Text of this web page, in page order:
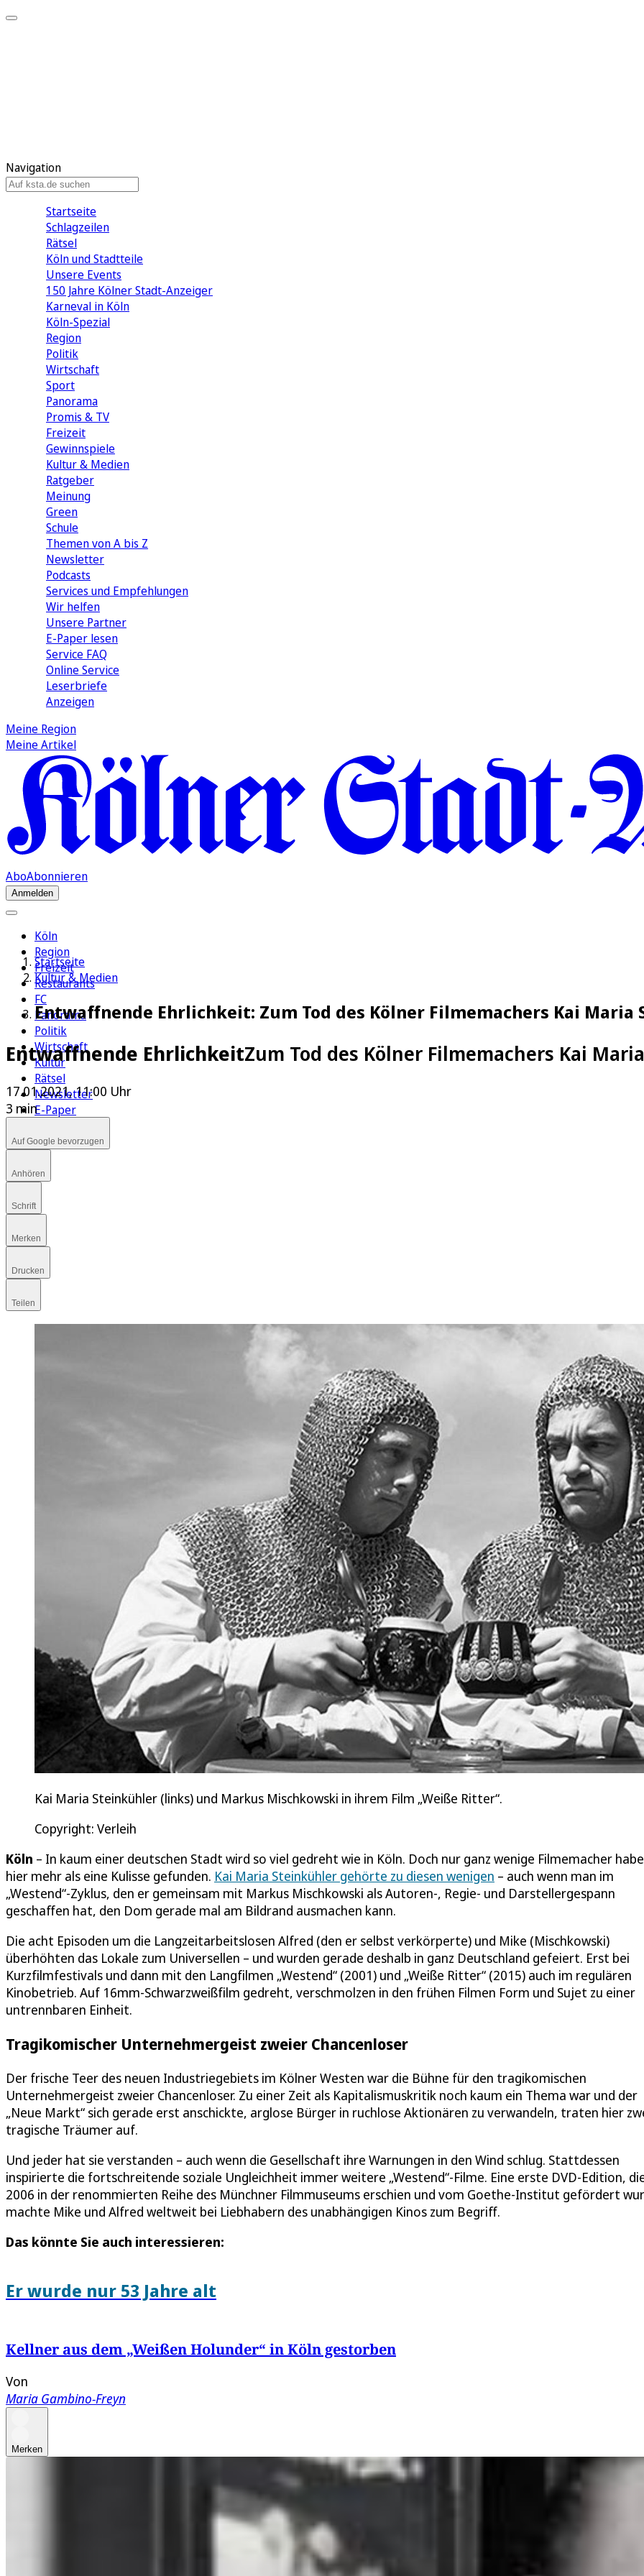
Navigation
Startseite
Schlagzeilen
Rätsel
Köln und Stadtteile
Unsere Events
150 Jahre Kölner Stadt-Anzeiger
Karneval in Köln
Köln-Spezial
Region
Politik
Wirtschaft
Sport
Panorama
Promis & TV
Freizeit
Gewinnspiele
Kultur & Medien
Ratgeber
Meinung
Green
Schule
Themen von A bis Z
Newsletter
Podcasts
Services und Empfehlungen
Wir helfen
Unsere Partner
E-Paper lesen
Service FAQ
Online Service
Leserbriefe
Anzeigen
Meine Region
Meine Artikel
AboAbonnieren
Anmelden
Köln
Region
Freizeit
Restaurants
FC
Panorama
Politik
Wirtschaft
Kultur
Rätsel
Newsletter
E-Paper
Startseite
Kultur & Medien
Entwaffnende Ehrlichkeit: Zum Tod des Kölner Filmemachers Kai
Entwaffnende EhrlichkeitZum Tod des Kölner Filmemachers Kai
17.01.2021, 11:00 Uhr
3 min
Auf Google bevorzugen
Anhören
Schrift
Merken
Drucken
Teilen
Kai Maria Steinkühler (links) und Markus Mischkowski in ihrem Film „Weiße Ritter“.
Copyright: Verleih
Köln – In kaum einer deutschen Stadt wird so viel gedreht wie in Köln. Doch nur ganz wenige Filmemacher
hier mehr als eine Kulisse gefunden. Kai Maria Steinkühler gehörte zu diesen wenigen – auch wenn man im
„Westend“-Zyklus, den er gemeinsam mit Markus Mischkowski als Autoren-, Regie- und Darstellergespann
geschaffen hat, den Dom gerade mal am Bildrand ausmachen kann.
Die acht Episoden um die Langzeitarbeitslosen Alfred (den er selbst verkörperte) und Mike (Mischkowski)
überhöhten das Lokale zum Universellen – und wurden gerade deshalb in ganz Deutschland gefeiert. Erst bei
Kurzfilmfestivals und dann mit den Langfilmen „Westend“ (2001) und „Weiße Ritter“ (2015) auch im regulären
Kinobetrieb. Auf 16mm-Schwarzweißfilm gedreht, verschmolzen in den frühen Filmen Form und Sujet zu einer
untrennbaren Einheit.
Tragikomischer Unternehmergeist zweier Chancenloser
Der frische Teer des neuen Industriegebiets im Kölner Westen war die Bühne für den tragikomischen
Unternehmergeist zweier Chancenloser. Zu einer Zeit als Kapitalismuskritik noch kaum ein Thema war und der
„Neue Markt“ sich gerade erst anschickte, arglose Bürger in ruchlose Aktionären zu verwandeln, traten hier
tragische Träumer auf.
Und jeder hat sie verstanden – auch wenn die Gesellschaft ihre Warnungen in den Wind schlug. Stattdessen
inspirierte die fortschreitende soziale Ungleichheit immer weitere „Westend“-Filme. Eine erste DVD-Edition,
2006 in der renommierten Reihe des Münchner Filmmuseums erschien und vom Goethe-Institut gefördert
machte Mike und Alfred weltweit bei Liebhabern des unabhängigen Kinos zum Begriff.
Das könnte Sie auch interessieren:
Er wurde nur 53 Jahre alt
Kellner aus dem „Weißen Holunder“ in Köln gestorben
Von
Maria Gambino-Freyn
Merken